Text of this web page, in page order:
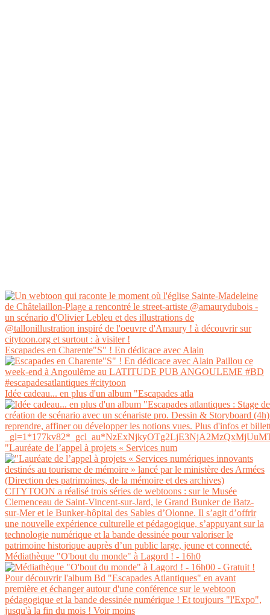
Escapades en Charente"S" ! En dédicace avec Alain
Idée cadeau... en plus d'un album "Escapades atla
"Lauréate de l’appel à projets « Services num
Médiathèque "O'bout du monde" à Lagord ! - 16h0